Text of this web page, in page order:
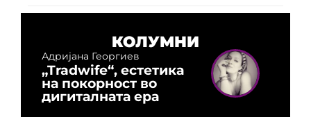
КОЛУМНИ
Адријана Георгиев
„Tradwife“, естетика
на покорност во
дигиталната ера